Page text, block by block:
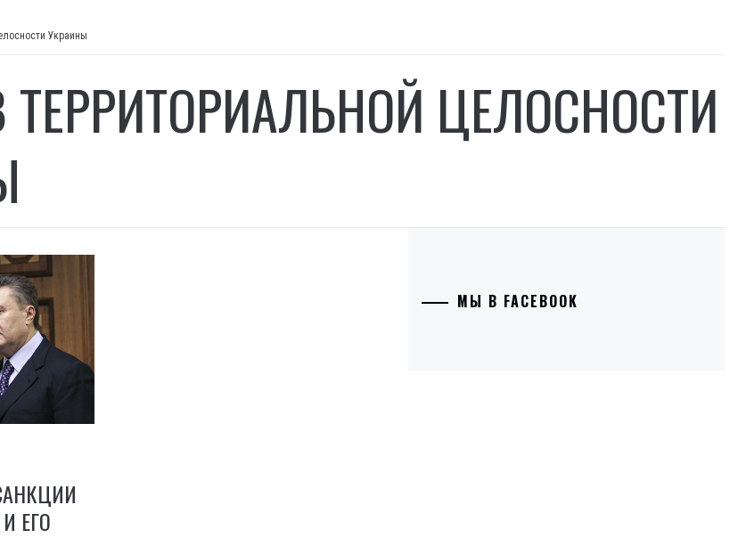
Украины
ЦЕЛОСНОСТИ
ЕГО
МЫ В FACEBOOK